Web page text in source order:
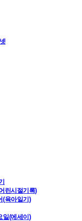
린시절기록)
(육아일기)
일(에세이)